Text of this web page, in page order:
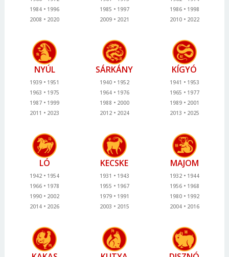
1984
1996
2008
2020
1985
1997
2009
2021
1986
1998
2010
2022
NYÚL
1939
1951
1963
1975
1987
1999
2011
2023
SÁRKÁNY
1940
1952
1964
1976
1988
2000
2012
2024
KÍGYÓ
1941
1953
1965
1977
1989
2001
2013
2025
LÓ
1942
1954
1966
1978
1990
2002
2014
2026
KECSKE
1931
1943
1955
1967
1979
1991
2003
2015
MAJOM
1932
1944
1956
1968
1980
1992
2004
2016